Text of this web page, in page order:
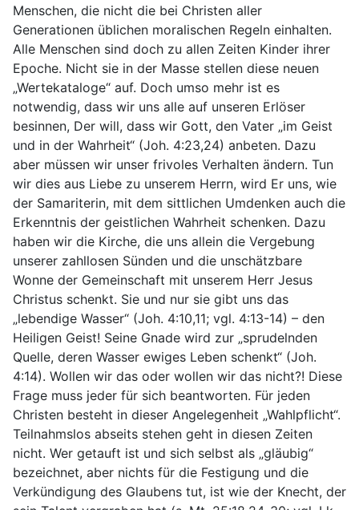
Menschen, die nicht die bei Christen aller
Generationen üblichen moralischen Regeln einhalten.
Alle Menschen sind doch zu allen Zeiten Kinder ihrer
Epoche. Nicht sie in der Masse stellen diese neuen
„Wertekataloge“ auf. Doch umso mehr ist es
notwendig, dass wir uns alle auf unseren Erlöser
besinnen, Der will, dass wir Gott, den Vater „im Geist
und in der Wahrheit“ (Joh. 4:23,24) anbeten. Dazu
aber müssen wir unser frivoles Verhalten ändern. Tun
wir dies aus Liebe zu unserem Herrn, wird Er uns, wie
der Samariterin, mit dem sittlichen Umdenken auch die
Erkenntnis der geistlichen Wahrheit schenken. Dazu
haben wir die Kirche, die uns allein die Vergebung
unserer zahllosen Sünden und die unschätzbare
Wonne der Gemeinschaft mit unserem Herr Jesus
Christus schenkt. Sie und nur sie gibt uns das
„lebendige Wasser“ (Joh. 4:10,11; vgl. 4:13-14) – den
Heiligen Geist! Seine Gnade wird zur „sprudelnden
Quelle, deren Wasser ewiges Leben schenkt“ (Joh.
4:14). Wollen wir das oder wollen wir das nicht?! Diese
Frage muss jeder für sich beantworten. Für jeden
Christen besteht in dieser Angelegenheit „Wahlpflicht“.
Teilnahmslos abseits stehen geht in diesen Zeiten
nicht. Wer getauft ist und sich selbst als „gläubig“
bezeichnet, aber nichts für die Festigung und die
Verkündigung des Glaubens tut, ist wie der Knecht, der